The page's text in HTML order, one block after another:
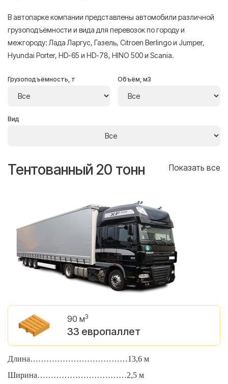
В автопарке компании представлены автомобили различной
грузоподъёмности и вида для перевозок по городу и
межгороду: Лада Ларгус, Газель, Citroen Berlingo и Jumper,
Hyundai Porter, HD-65 и HD-78, HINO 500 и Scania.
Грузоподъёмность, т Объём, м3
Вид
Тентованный 20 тонн Показать все
90 м3
33 европаллет
Длина………………………………13,6 м
Ширина……………………………2,5 м